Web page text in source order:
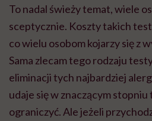
To nadal świeży temat, wiele
sceptycznie. Koszty takich
co wielu osobom kojarzy się z
Sama zlecam tego rodzaju
eliminacji tych najbardziej
udaje się w znaczącym
ograniczyć. Ale jeżeli